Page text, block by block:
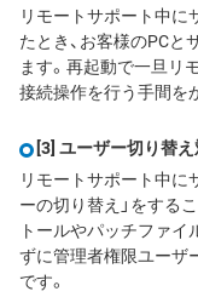
リモートサポート中に
たとき、お客様のPC
ます。再起動で一旦リ
接続操作を行う手間を
[3] ユーザー切り替
リモートサポート中に
ーの切り替え」をする
トールやパッチファイ
ずに管理者権限ユーザ
です。